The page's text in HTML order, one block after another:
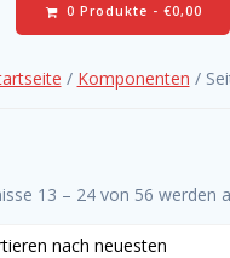
0 Produkte - €0,00
/ Komponenten /
13 – 24 von 56 werden